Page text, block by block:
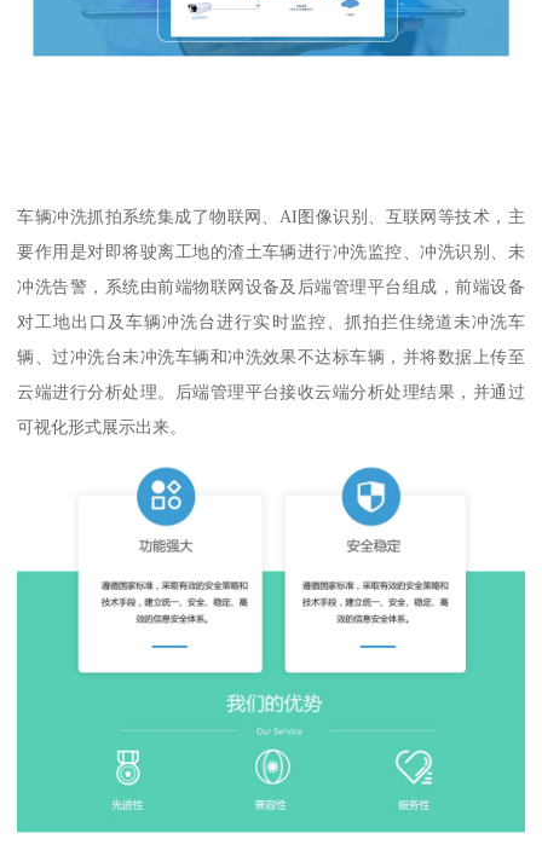
车辆冲洗抓拍系统集成了物联网、AI图像识别、互联网等技术，主
要作用是对即将驶离工地的渣土车辆进行冲洗监控、冲洗识别、未
冲洗告警，系统由前端物联网设备及后端管理平台组成，前端设备
对工地出口及车辆冲洗台进行实时监控、抓拍拦住绕道未冲洗车
辆、过冲洗台未冲洗车辆和冲洗效果不达标车辆，并将数据上传至
云端进行分析处理。后端管理平台接收云端分析处理结果，并通过
可视化形式展示出来。